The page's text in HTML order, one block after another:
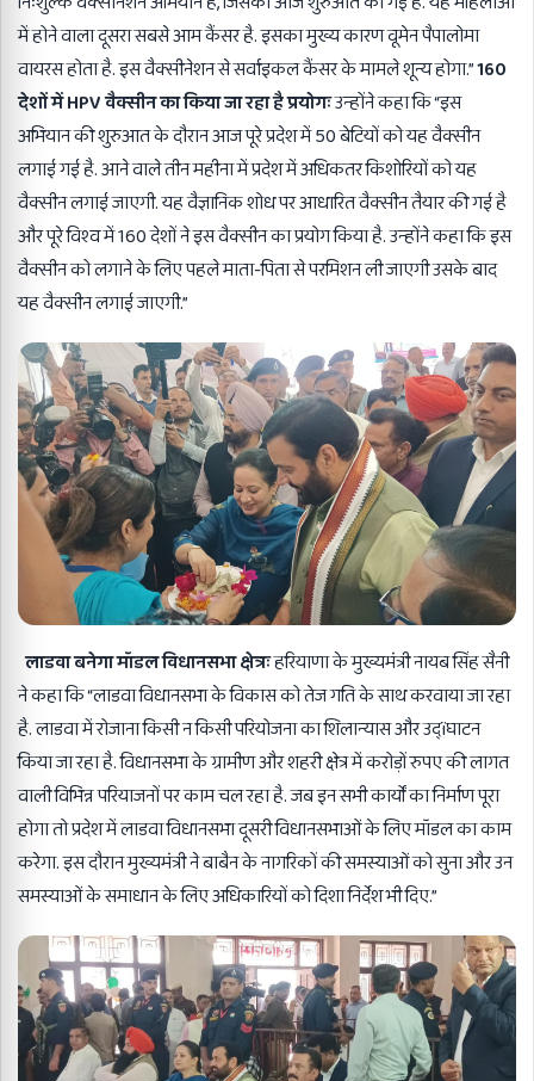
में होने वाला दूसरा सबसे आम कैंसर है. इसका मुख्य कारण वूमेन पैपालोमा
वायरस होता है. इस वैक्सीनेशन से सर्वाइकल कैंसर के मामले शून्य होगा.”160
देशों में HPV वैक्सीन का किया जा रहा है प्रयोगःउन्होंने कहा कि “इस
अभियान की शुरुआत के दौरान आज पूरे प्रदेश में 50 बेटियों को यह वैक्सीन
लगाई गई है. आने वाले तीन महीना में प्रदेश में अधिकतर किशोरियों को यह
वैक्सीन लगाई जाएगी. यह वैज्ञानिक शोध पर आधारित वैक्सीन तैयार की गई है
और पूरे विश्व में 160 देशों ने इस वैक्सीन का प्रयोग किया है. उन्होंने कहा कि इस
वैक्सीन को लगाने के लिए पहले माता-पिता से परमिशन ली जाएगी उसके बाद
यह वैक्सीन लगाई जाएगी.”
लाडवा बनेगा मॉडल विधानसभा क्षेत्रःहरियाणा के मुख्यमंत्री नायब सिंह सैनी
ने कहा कि “लाडवा विधानसभा के विकास को तेज गति के साथ करवाया जा रहा
है. लाडवा में रोजाना किसी न किसी परियोजना का शिलान्यास और उद्ïघाटन
किया जा रहा है. विधानसभा के ग्रामीण और शहरी क्षेत्र में करोड़ों रुपए की लागत
वाली विभिन्न परियाजनों पर काम चल रहा है. जब इन सभी कार्यों का निर्माण पूरा
होगा तो प्रदेश में लाडवा विधानसभा दूसरी विधानसभाओं के लिए मॉडल का काम
करेगा. इस दौरान मुख्यमंत्री ने बाबैन के नागरिकों की समस्याओं को सुना और उन
समस्याओं के समाधान के लिए अधिकारियों को दिशा निर्देश भी दिए.”